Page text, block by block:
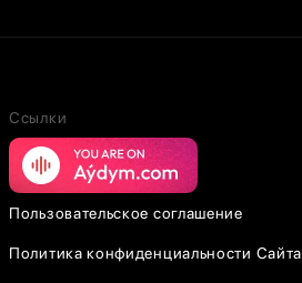
Ссылки
Пользовательское соглашение
Политика конфиденциальности Сайта